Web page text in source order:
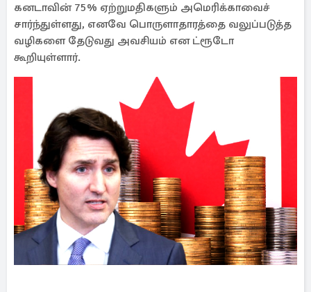
கனடாவின் 75% ஏற்றுமதிகளும் அமெரிக்காவைச்
சார்ந்துள்ளது, எனவே பொருளாதாரத்தை வலுப்படுத்த
வழிகளை தேடுவது அவசியம் என ட்ரூடோ
கூறியுள்ளார்.